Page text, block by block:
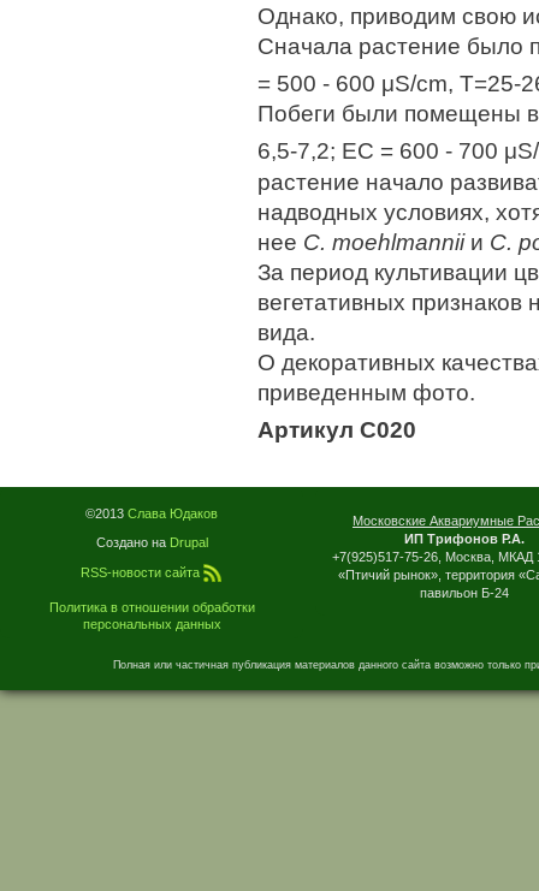
Однако, приводим свою
Сначала растение было
= 500 - 600 μS/cm, Т=25-
Побеги были помещены в
6,5-7,2; EC = 600 - 700
растение начало
надводных условиях,
нее С. moehlmanniiи С.
За период культивации
вегетативных
вида.
О декоративных
приведенным фото.
Артикул C020
©2013 Слава Юдаков
Создано на Drupal
RSS-новости сайта
Политика в отношении обработки
персональных данных
Московские Аквариумные
ИП Трифонов Р.А.
+7(925)517-75-26, Москва, МКАД
«Птичий рынок», территория
павильон Б-24
Полная или частичная публикация материалов данного сайта возможно только